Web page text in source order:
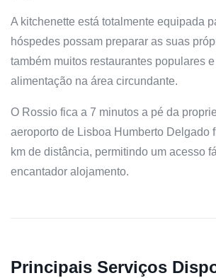
A kitchenette está totalmente equipada
hóspedes possam preparar as suas
também muitos restaurantes populares
alimentação na área circundante.
O Rossio fica a 7 minutos a pé da
aeroporto de Lisboa Humberto Delgado
km de distância, permitindo um acesso
encantador alojamento.
Principais Serviços